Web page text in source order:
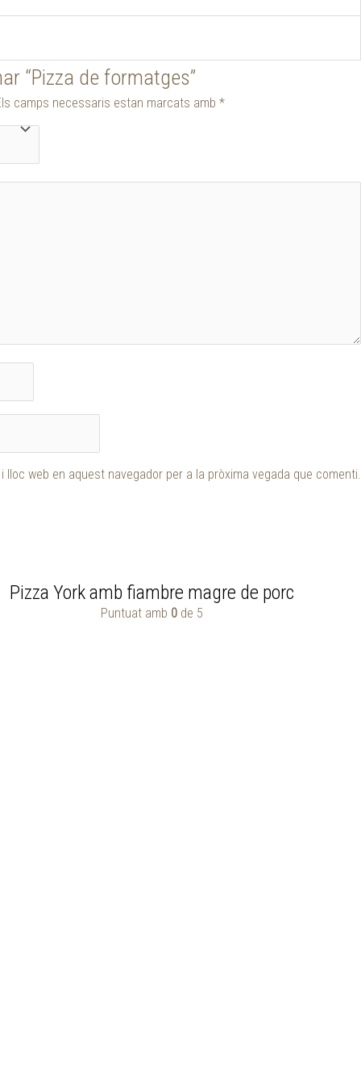
“Pizza de formatges”
camps necessaris estan marcats amb *
web en aquest navegador per a la pròxima vegada que comenti.
Pizza York amb fiambre magre de porc
Puntuat amb 0de 5